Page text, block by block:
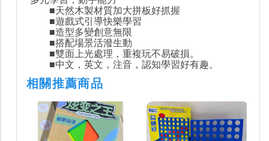
■天然木製材質加大拼板好抓握
■遊戲式引導快樂學習
■造型多變創意無限
■搭配場景活潑生動
■雙面上光處理，重複玩不易破損。
■中文，英文，注音，認知學習好有趣。
相關推薦商品